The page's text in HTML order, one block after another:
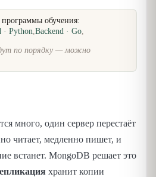
программы обучения:
· Python,Backend · Go,
по порядку — можно
много, один сервер перестаёт
читает, медленно пишет, и
встанет. MongoDB решает это
хранит копии